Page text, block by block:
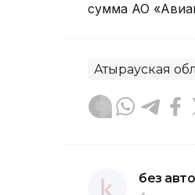
сумма АО
Атырауская
без